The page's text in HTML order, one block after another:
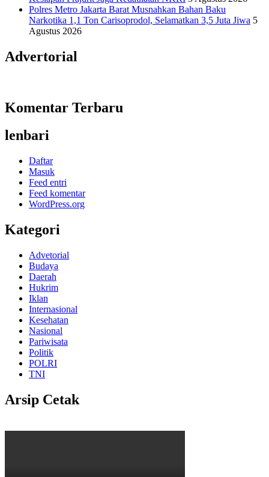
Polres Metro Jakarta Barat Musnahkan Bahan Baku
Narkotika 1,1 Ton Carisoprodol, Selamatkan 3,5 Juta Jiwa 5
Agustus 2026
Advertorial
Komentar Terbaru
lenbari
Daftar
Masuk
Feed entri
Feed komentar
WordPress.org
Kategori
Advetorial
Budaya
Daerah
Hukrim
Iklan
Internasional
Kesehatan
Nasional
Pariwisata
Politik
POLRI
TNI
Arsip Cetak